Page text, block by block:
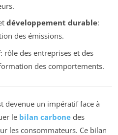
développement durable:
des émissions.
: rôle des entreprises et des
des comportements.
devenue un impératif face à
le bilan carbone des
les consommateurs. Ce bilan